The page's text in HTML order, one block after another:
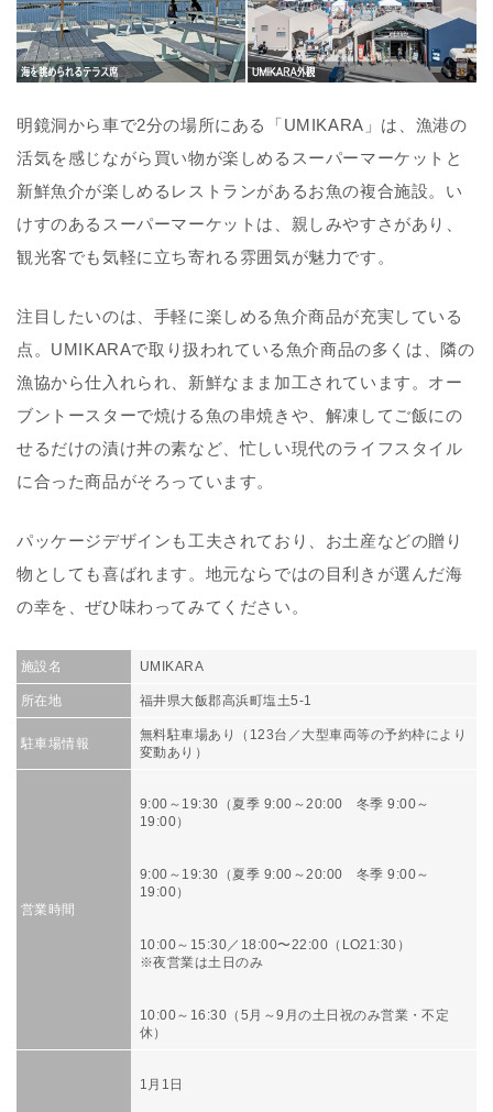
明鏡洞から車で2分の場所にある「UMIKARA」は、漁港の
活気を感じながら買い物が楽しめるスーパーマーケットと
新鮮魚介が楽しめるレストランがあるお魚の複合施設。い
けすのあるスーパーマーケットは、親しみやすさがあり、
観光客でも気軽に立ち寄れる雰囲気が魅力です。
注目したいのは、手軽に楽しめる魚介商品が充実している
点。UMIKARAで取り扱われている魚介商品の多くは、隣の
漁協から仕入れられ、新鮮なまま加工されています。オー
ブントースターで焼ける魚の串焼きや、解凍してご飯にの
せるだけの漬け丼の素など、忙しい現代のライフスタイル
に合った商品がそろっています。
パッケージデザインも工夫されており、お土産などの贈り
物としても喜ばれます。地元ならではの目利きが選んだ海
の幸を、ぜひ味わってみてください。
施設名 UMIKARA
所在地 福井県大飯郡高浜町塩土5-1
駐車場情報
無料駐車場あり（123台／大型車両等の予約枠により
変動あり）
営業時間
9:00～19:30（夏季 9:00～20:00 冬季 9:00～
19:00）
9:00～19:30（夏季 9:00～20:00 冬季 9:00～
19:00）
10:00～15:30／18:00〜22:00（LO21:30）
※夜営業は土日のみ
10:00～16:30（5月～9月の土日祝のみ営業・不定
休）
1月1日